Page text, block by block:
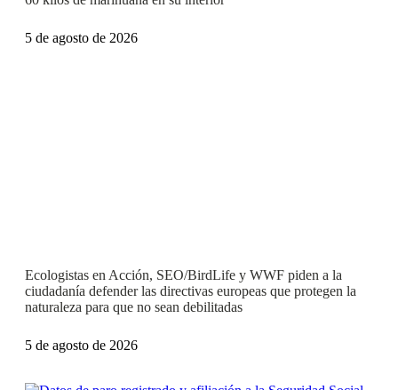
5 de agosto de 2026
Ecologistas en Acción, SEO/BirdLife y WWF piden a la
ciudadanía defender las directivas europeas que protegen la
naturaleza para que no sean debilitadas
5 de agosto de 2026